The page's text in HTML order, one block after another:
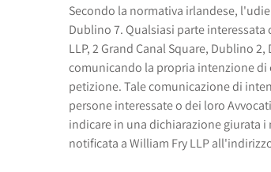
Secondo la normativa irlandese,
Dublino 7. Qualsiasi parte
LLP, 2 Grand Canal Square, Dublino
comunicando la propria intenzione di
petizione. Tale comunicazione di
persone interessate o dei loro
indicare in una dichiarazione giurata
notificata a William Fry LLP